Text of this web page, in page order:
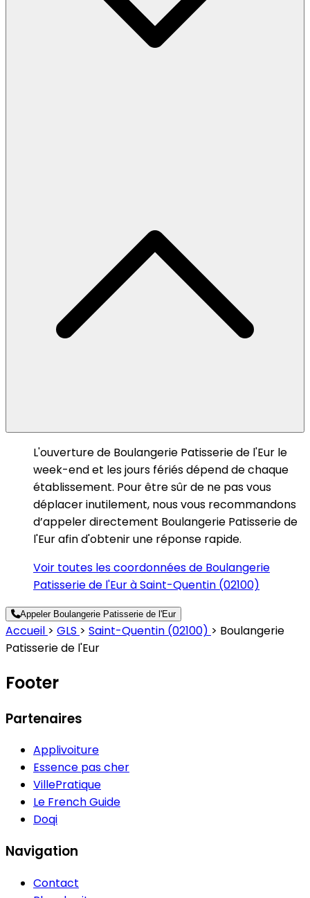
L'ouverture de Boulangerie Patisserie de l'Eur le
week-end et les jours fériés dépend de chaque
établissement. Pour être sûr de ne pas vous
déplacer inutilement, nous vous recommandons
d’appeler directement Boulangerie Patisserie de
l'Eur afin d'obtenir une réponse rapide.
Voir toutes les coordonnées de Boulangerie
Patisserie de l'Eur à Saint-Quentin (02100)
Appeler Boulangerie Patisserie de l'Eur
Accueil > GLS > Saint-Quentin (02100) > Boulangerie
Patisserie de l'Eur
Footer
Partenaires
Applivoiture
Essence pas cher
VillePratique
Le French Guide
Doqi
Navigation
Contact